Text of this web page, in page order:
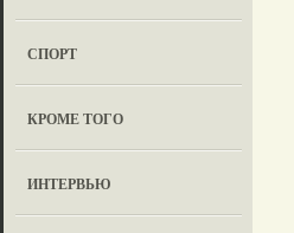
СПОРТ
КРОМЕ ТОГО
ИНТЕРВЬЮ